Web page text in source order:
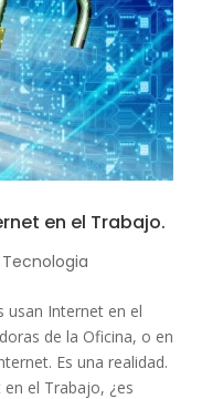
en el Trabajo.
Tecnologia
usan Internet en el
de la Oficina, o en
Es una realidad.
el Trabajo, ¿es